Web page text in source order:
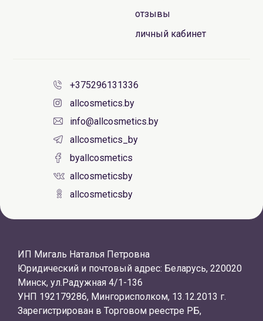
отзывы
личный кабинет
+375296131336
allcosmetics.by
info@allcosmetics.by
allcosmetics_by
byallcosmetics
allcosmeticsby
allcosmeticsby
ИП Мигаль Наталья Петровна
Юридический и почтовый адрес: Беларусь, 220020
Минск, ул.Радужная 4/1-136
УНП 192179286, Мингорисполком, 13.12.2013 г.
Зарегистрирован в Торговом реестре РБ,